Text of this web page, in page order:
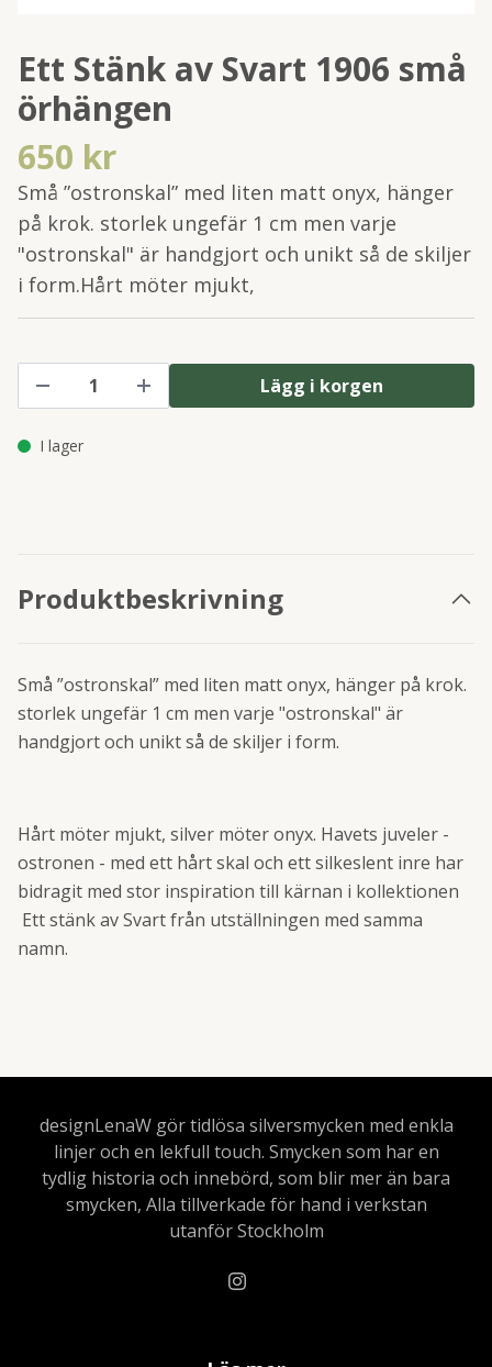
Ett Stänk av Svart 1906 små
örhängen
650 kr
Små ”ostronskal” med liten matt onyx, hänger
på krok. storlek ungefär 1 cm men varje
"ostronskal" är handgjort och unikt så de skiljer
i form.Hårt möter mjukt,
Lägg i korgen
I lager
Produktbeskrivning
Små ”ostronskal” med liten matt onyx, hänger på krok.
storlek ungefär 1 cm men varje "ostronskal" är
handgjort och unikt så de skiljer i form.
Hårt möter mjukt, silver möter onyx. Havets juveler -
ostronen - med ett hårt skal och ett silkeslent inre har
bidragit med stor inspiration till kärnan i kollektionen
Ett stänk av Svart från utställningen med samma
namn.
designLenaW gör tidlösa silversmycken med enkla
linjer och en lekfull touch. Smycken som har en
tydlig historia och innebörd, som blir mer än bara
smycken, Alla tillverkade för hand i verkstan
utanför Stockholm